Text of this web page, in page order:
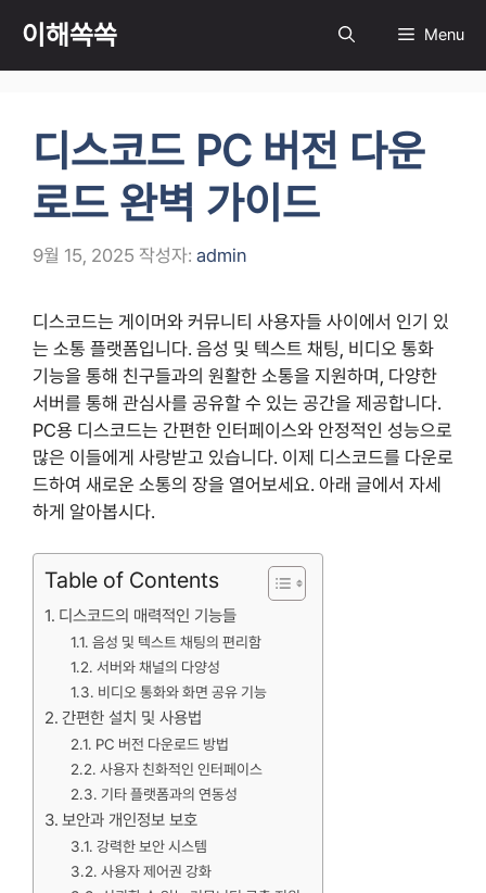
츠
이해쏙쏙 Menu
디스코드 PC 버전 다운
로드 완벽 가이드
9월 15, 2025 작성자: admin
디스코드는 게이머와 커뮤니티 사용자들 사이에서 인기 있
는 소통 플랫폼입니다. 음성 및 텍스트 채팅, 비디오 통화
기능을 통해 친구들과의 원활한 소통을 지원하며, 다양한
서버를 통해 관심사를 공유할 수 있는 공간을 제공합니다.
PC용 디스코드는 간편한 인터페이스와 안정적인 성능으로
많은 이들에게 사랑받고 있습니다. 이제 디스코드를 다운로
드하여 새로운 소통의 장을 열어보세요. 아래 글에서 자세
하게 알아봅시다.
Table of Contents
디스코드의 매력적인 기능들
음성 및 텍스트 채팅의 편리함
서버와 채널의 다양성
비디오 통화와 화면 공유 기능
간편한 설치 및 사용법
PC 버전 다운로드 방법
사용자 친화적인 인터페이스
기타 플랫폼과의 연동성
보안과 개인정보 보호
강력한 보안 시스템
사용자 제어권 강화